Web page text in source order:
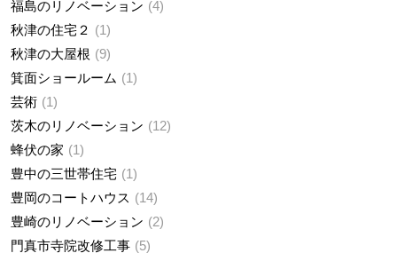
福島のリノベーション
4
秋津の住宅２
1
秋津の大屋根
9
箕面ショールーム
1
芸術
1
茨木のリノベーション
12
蜂伏の家
1
豊中の三世帯住宅
1
豊岡のコートハウス
14
豊崎のリノベーション
2
門真市寺院改修工事
5